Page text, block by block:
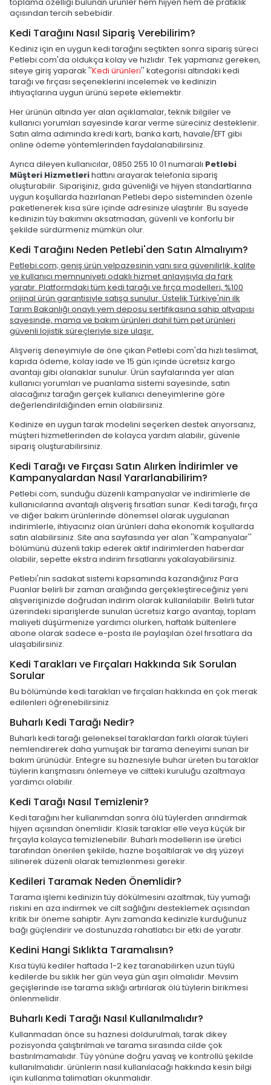
açısından tercih sebebidir.
Kedi Tarağını Nasıl Sipariş Verebilirim?
Kediniz için en uygun kedi tarağını seçtikten sonra sipariş süreci
Petlebi.com'da oldukça kolay ve hızlıdır. Tek yapmanız gereken,
siteye giriş yaparak ''Kedi ürünleri'' kategorisi altındaki kedi
tarağı ve fırçası seçeneklerini incelemek ve kedinizin
ihtiyaçlarına uygun ürünü sepete eklemektir.
Her ürünün altında yer alan açıklamalar, teknik bilgiler ve
kullanıcı yorumları sayesinde karar verme süreciniz desteklenir.
Satın alma adımında kredi kartı, banka kartı, havale/EFT gibi
online ödeme yöntemlerinden faydalanabilirsiniz.
Ayrıca dileyen kullanıcılar, 0850 255 10 01 numaralı Petlebi
Müşteri Hizmetlerihattını arayarak telefonla sipariş
oluşturabilir. Siparişiniz, gıda güvenliği ve hijyen standartlarına
uygun koşullarda hazırlanan Petlebi depo sisteminden özenle
paketlenerek kısa süre içinde adresinize ulaştırılır. Bu sayede
kedinizin tüy bakımını aksatmadan, güvenli ve konforlu bir
şekilde sürdürmeniz mümkün olur.
Kedi Tarağını Neden Petlebi'den Satın Almalıyım?
Petlebi.com; geniş ürün yelpazesinin yanı sıra güvenilirlik, kalite
ve kullanıcı memnuniyeti odaklı hizmet anlayışıyla da fark
yaratır. Platformdaki tüm kedi tarağı ve fırça modelleri, %100
orijinal ürün garantisiyle satışa sunulur. Üstelik Türkiye'nin ilk
Tarım Bakanlığı onaylı yem deposu sertifikasına sahip altyapısı
sayesinde, mama ve bakım ürünleri dahil tüm pet ürünleri
güvenli lojistik süreçleriyle size ulaşır.
Alışveriş deneyimiyle de öne çıkan Petlebi.com'da hızlı teslimat,
kapıda ödeme, kolay iade ve 15 gün içinde ücretsiz kargo
avantajı gibi olanaklar sunulur. Ürün sayfalarında yer alan
kullanıcı yorumları ve puanlama sistemi sayesinde, satın
alacağınız tarağın gerçek kullanıcı deneyimlerine göre
değerlendirildiğinden emin olabilirsiniz.
Kedinize en uygun tarak modelini seçerken destek arıyorsanız,
müşteri hizmetlerinden de kolayca yardım alabilir, güvenle
sipariş oluşturabilirsiniz.
Kedi Tarağı ve Fırçası Satın Alırken İndirimler ve
Kampanyalardan Nasıl Yararlanabilirim?
Petlebi.com, sunduğu düzenli kampanyalar ve indirimlerle de
kullanıcılarına avantajlı alışveriş fırsatları sunar. Kedi tarağı, fırça
ve diğer bakım ürünlerinde dönemsel olarak uygulanan
indirimlerle, ihtiyacınız olan ürünleri daha ekonomik koşullarda
satın alabilirsiniz. Site ana sayfasında yer alan ''Kampanyalar''
bölümünü düzenli takip ederek aktif indirimlerden haberdar
olabilir, sepette ekstra indirim fırsatlarını yakalayabilirsiniz.
Petlebi'nin sadakat sistemi kapsamında kazandığınız Para
Puanlar belirli bir zaman aralığında gerçekleştireceğiniz yeni
alışverişinizde doğrudan indirim olarak kullanılabilir. Belirli tutar
üzerindeki siparişlerde sunulan ücretsiz kargo avantajı, toplam
maliyeti düşürmenize yardımcı olurken, haftalık bültenlere
abone olarak sadece e-posta ile paylaşılan özel fırsatlara da
ulaşabilirsiniz.
Kedi Tarakları ve Fırçaları Hakkında Sık Sorulan
Sorular
Bu bölümünde kedi tarakları ve fırçaları hakkında en çok merak
edilenleri öğrenebilirsiniz.
Buharlı Kedi Tarağı Nedir?
Buharlı kedi tarağı geleneksel taraklardan farklı olarak tüyleri
nemlendirerek daha yumuşak bir tarama deneyimi sunan bir
bakım ürünüdür. Entegre su haznesiyle buhar üreten bu taraklar
tüylerin karışmasını önlemeye ve ciltteki kuruluğu azaltmaya
yardımcı olabilir.
Kedi Tarağı Nasıl Temizlenir?
Kedi tarağını her kullanımdan sonra ölü tüylerden arındırmak
hijyen açısından önemlidir. Klasik taraklar elle veya küçük bir
fırçayla kolayca temizlenebilir. Buharlı modellerin ise üretici
tarafından önerilen şekilde, hazne boşaltılarak ve dış yüzeyi
silinerek düzenli olarak temizlenmesi gerekir.
Kedileri Taramak Neden Önemlidir?
Tarama işlemi kedinizin tüy dökülmesini azaltmak, tüy yumağı
riskini en aza indirmek ve cilt sağlığını desteklemek açısından
kritik bir öneme sahiptir. Aynı zamanda kedinizle kurduğunuz
bağı güçlendirir ve dostunuzda rahatlatıcı bir etki de yaratır.
Kedini Hangi Sıklıkta Taramalısın?
Kısa tüylü kediler haftada 1-2 kez taranabilirken uzun tüylü
kedilerde bu sıklık her gün veya gün aşırı olmalıdır. Mevsim
geçişlerinde ise tarama sıklığı artırılarak ölü tüylerin birikmesi
önlenmelidir.
Buharlı Kedi Tarağı Nasıl Kullanılmalıdır?
Kullanmadan önce su haznesi doldurulmalı, tarak dikey
pozisyonda çalıştırılmalı ve tarama sırasında cilde çok
bastırılmamalıdır. Tüy yönüne doğru yavaş ve kontrollü şekilde
kullanılmalıdır. ürünlerin nasıl kullanılacağı hakkında kesin bilgi
için kullanma talimatları okunmalıdır.